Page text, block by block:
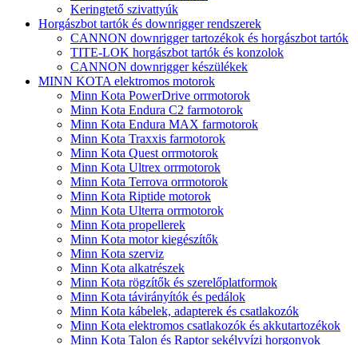
Keringtető szivattyúk
Horgászbot tartók és downrigger rendszerek
CANNON downrigger tartozékok és horgászbot tartók
TITE-LOK horgászbot tartók és konzolok
CANNON downrigger készülékek
MINN KOTA elektromos motorok
Minn Kota PowerDrive orrmotorok
Minn Kota Endura C2 farmotorok
Minn Kota Endura MAX farmotorok
Minn Kota Traxxis farmotorok
Minn Kota Quest orrmotorok
Minn Kota Ultrex orrmotorok
Minn Kota Terrova orrmotorok
Minn Kota Riptide motorok
Minn Kota Ulterra orrmotorok
Minn Kota propellerek
Minn Kota motor kiegészítők
Minn Kota szerviz
Minn Kota alkatrészek
Minn Kota rögzítők és szerelőplatformok
Minn Kota távirányítók és pedálok
Minn Kota kábelek, adapterek és csatlakozók
Minn Kota elektromos csatlakozók és akkutartozékok
Minn Kota Talon és Raptor sekélyvízi horgonyok